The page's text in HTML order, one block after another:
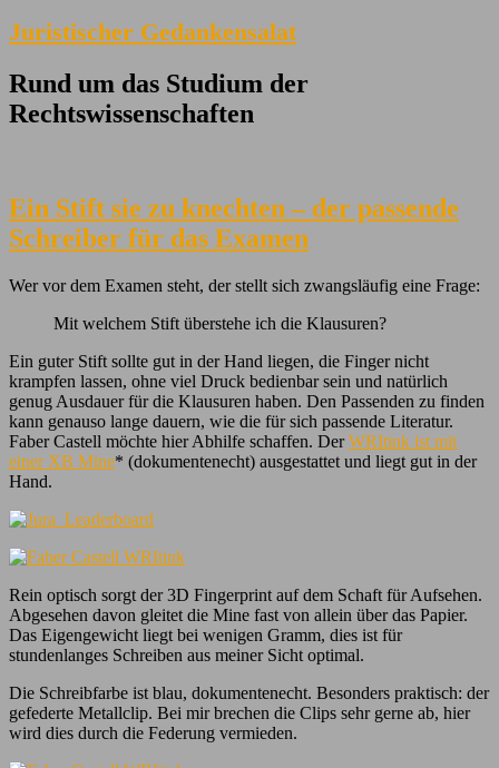
Juristischer Gedankensalat
Rund um das Studium der
Rechtswissenschaften
Ein Stift sie zu knechten – der passende
Schreiber für das Examen
Wer vor dem Examen steht, der stellt sich zwangsläufig eine Frage:
Mit welchem Stift überstehe ich die Klausuren?
Ein guter Stift sollte gut in der Hand liegen, die Finger nicht
krampfen lassen, ohne viel Druck bedienbar sein und natürlich
genug Ausdauer für die Klausuren haben. Den Passenden zu finden
kann genauso lange dauern, wie die für sich passende Literatur.
Faber Castell möchte hier Abhilfe schaffen. DerWRItink ist mit
einer XB Mine* (dokumentenecht) ausgestattet und liegt gut in der
Hand.
Rein optisch sorgt der 3D Fingerprint auf dem Schaft für Aufsehen.
Abgesehen davon gleitet die Mine fast von allein über das Papier.
Das Eigengewicht liegt bei wenigen Gramm, dies ist für
stundenlanges Schreiben aus meiner Sicht optimal.
Die Schreibfarbe ist blau, dokumentenecht. Besonders praktisch: der
gefederte Metallclip. Bei mir brechen die Clips sehr gerne ab, hier
wird dies durch die Federung vermieden.